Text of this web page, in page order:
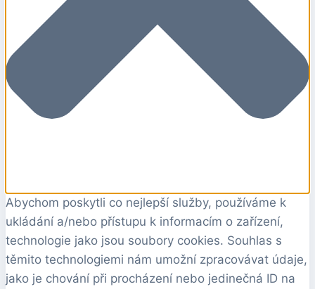
Abychom poskytli co nejlepší služby, používáme k
ukládání a/nebo přístupu k informacím o zařízení,
technologie jako jsou soubory cookies. Souhlas s
těmito technologiemi nám umožní zpracovávat údaje,
jako je chování při procházení nebo jedinečná ID na